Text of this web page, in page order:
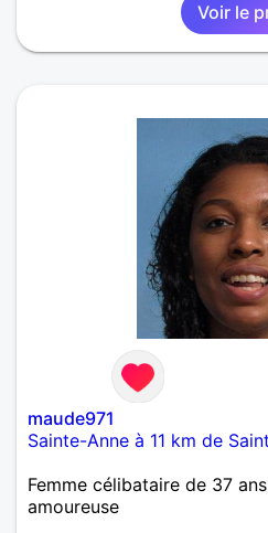
Voir le
maude971
Sainte-Anne à 11 km de
Femme célibataire de 37
amoureuse